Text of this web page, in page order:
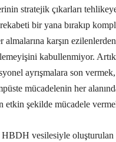
stratejik çıkarları
bir yana bırakıp
almalarına karşın
kabullenmiyor. Artık
ayrışmalara son
mücadelenin her
etkin şekilde mücadele
HBDH vesilesiyle oluşturulan